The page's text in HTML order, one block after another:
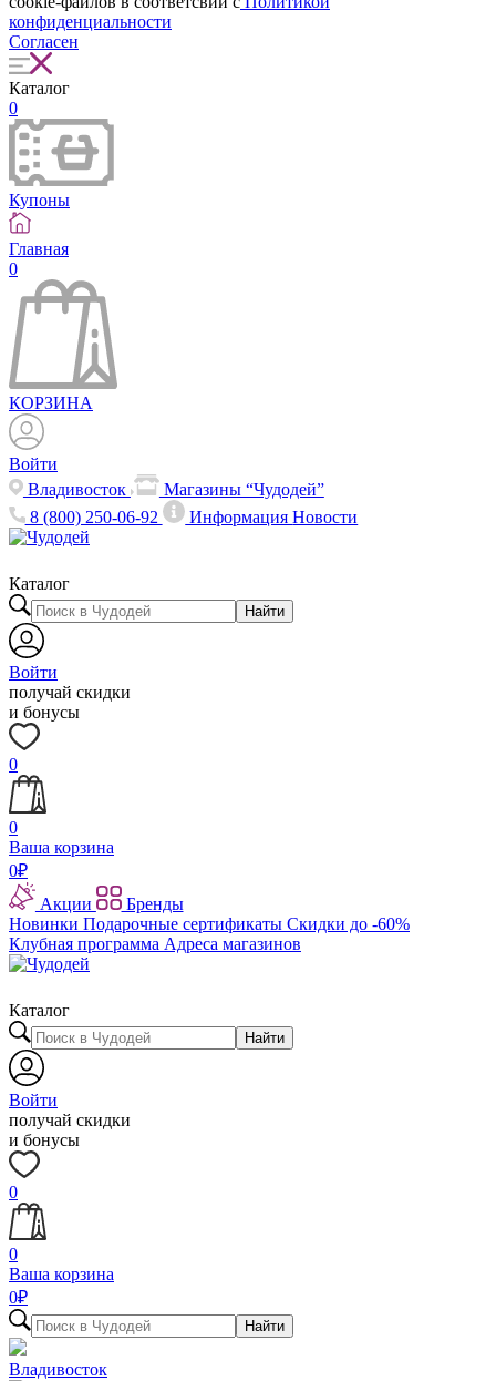
конфиденциальности
Согласен
Каталог
0
Купоны
Главная
0
КОРЗИНА
Войти
Владивосток
Магазины “Чудодей”
8 (800) 250-06-92
ИнформацияНовости
Каталог
Найти
Войти
получай скидки
и бонусы
0
0
Ваша корзина
0₽
Акции
Бренды
Новинки Подарочные сертификаты Скидки до -60%
Клубная программа Адреса магазинов
Каталог
Найти
Войти
получай скидки
и бонусы
0
0
Ваша корзина
0₽
Найти
Владивосток